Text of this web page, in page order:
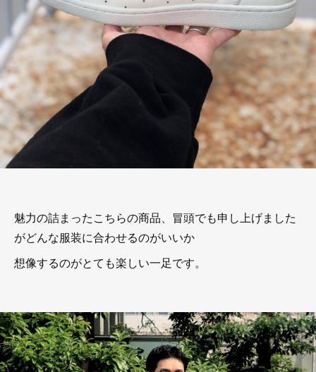
魅力の詰まったこちらの商品、冒頭でも申し上げました
がどんな服装に合わせるのがいいか
想像するのがとても楽しい一足です。